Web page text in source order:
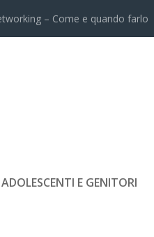
– Come e quando farlo
ADOLESCENTI E GENITORI